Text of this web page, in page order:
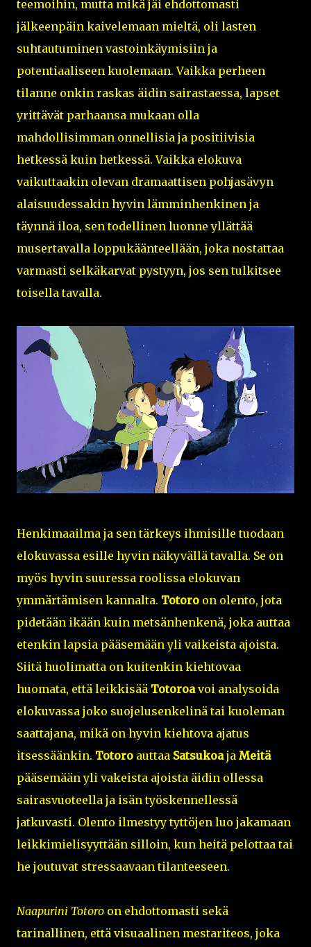
teemoihin, mutta mikä jäi ehdottomasti
jälkeenpäin kaivelemaan mieltä, oli lasten
suhtautuminen vastoinkäymisiin ja
potentiaaliseen kuolemaan. Vaikka perheen
tilanne onkin raskas äidin sairastaessa, lapset
yrittävät parhaansa mukaan olla
mahdollisimman onnellisia ja positiivisia
hetkessä kuin hetkessä. Vaikka elokuva
vaikuttaakin olevan dramaattisen pohjasävyn
alaisuudessakin hyvin lämminhenkinen ja
täynnä iloa, sen todellinen luonne yllättää
musertavalla loppukäänteellään, joka nostattaa
varmasti selkäkarvat pystyyn, jos sen tulkitsee
toisella tavalla.
Henkimaailma ja sen tärkeys ihmisille tuodaan
elokuvassa esille hyvin näkyvällä tavalla. Se on
myös hyvin suuressa roolissa elokuvan
ymmärtämisen kannalta. Totoro on olento, jota
pidetään ikään kuin metsänhenkenä, joka auttaa
etenkin lapsia pääsemään yli vaikeista ajoista.
Siitä huolimatta on kuitenkin kiehtovaa
huomata, että leikkisää Totoroavoi analysoida
elokuvassa joko suojelusenkelinä tai kuoleman
saattajana, mikä on hyvin kiehtova ajatus
itsessäänkin. Totoro auttaa Satsukoaja Meitä
pääsemään yli vakeista ajoista äidin ollessa
sairasvuoteella ja isän työskennellessä
jatkuvasti. Olento ilmestyy tyttöjen luo jakamaan
leikkimielisyyttään silloin, kun heitä pelottaa tai
he joutuvat stressaavaan tilanteeseen.
Naapurini Totoro on ehdottomasti sekä
tarinallinen, että visuaalinen mestariteos, joka